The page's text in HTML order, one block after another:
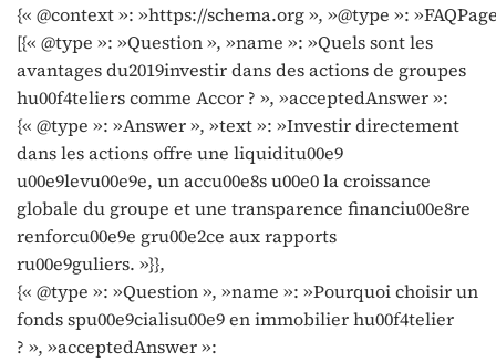
{« @context »: »https://schema.org », »@type »:
[{« @type »: »Question », »name »: »Quels sont les
avantages du2019investir dans des actions de groupes
hu00f4teliers comme Accor ? », »acceptedAnswer »:
{« @type »: »Answer », »text »: »Investir directement
dans les actions offre une liquiditu00e9
u00e9levu00e9e, un accu00e8s u00e0 la croissance
globale du groupe et une transparence financiu00e8re
renforcu00e9e gru00e2ce aux rapports
ru00e9guliers. »}},
{« @type »: »Question », »name »: »Pourquoi choisir un
fonds spu00e9cialisu00e9 en immobilier hu00f4telier
? », »acceptedAnswer »: